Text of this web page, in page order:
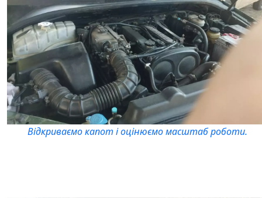
Відкриваємо капот і оцінюємо масштаб роботи.